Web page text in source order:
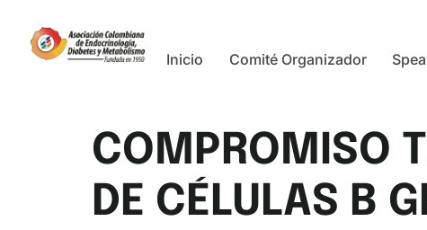
Inicio Comité Organizador
COMPROMISO
DE CÉLULAS B